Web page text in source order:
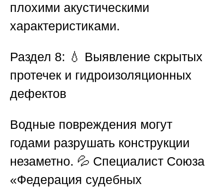
плохими акустическими
характеристиками.
Раздел 8: 💧 Выявление скрытых
протечек и гидроизоляционных
дефектов
Водные повреждения могут
годами разрушать конструкции
незаметно. 💦 Специалист Союза
«Федерация судебных